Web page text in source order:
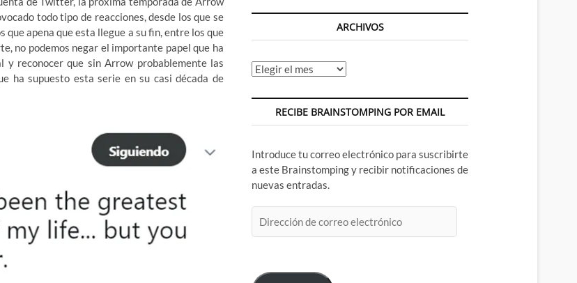
todo tipo de reacciones, desde los que se
apena que esta llegue a su fin, entre los que
no podemos negar el importante papel que ha
y reconocer que sin Arrow probablemente las
ha supuesto esta serie en su casi década de
ARCHIVOS
Archivos
RECIBE BRAINSTOMPING POR EMAIL
Introduce tu correo electrónico para suscribirte
a este Brainstomping y recibir notificaciones de
nuevas entradas.
de